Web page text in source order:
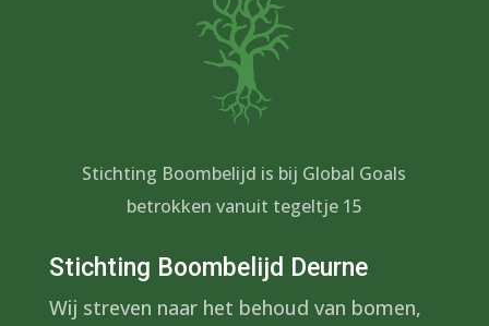
Stichting Boombelijd is bij Global Goals
betrokken vanuit tegeltje 15
Stichting Boombelijd Deurne
Wij streven naar het behoud van bomen,